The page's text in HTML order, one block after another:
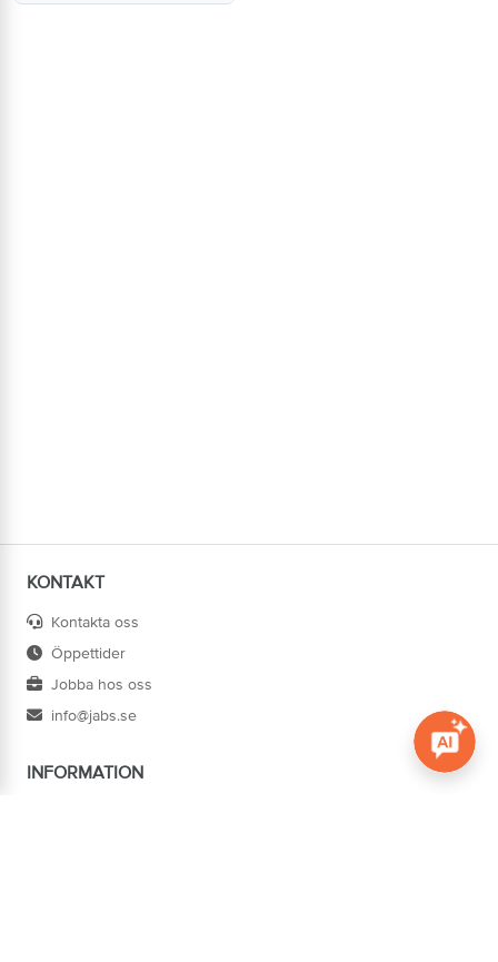
KONTAKT
Kontakta oss
Öppettider
Jobba hos oss
info@jabs.se
INFORMATION